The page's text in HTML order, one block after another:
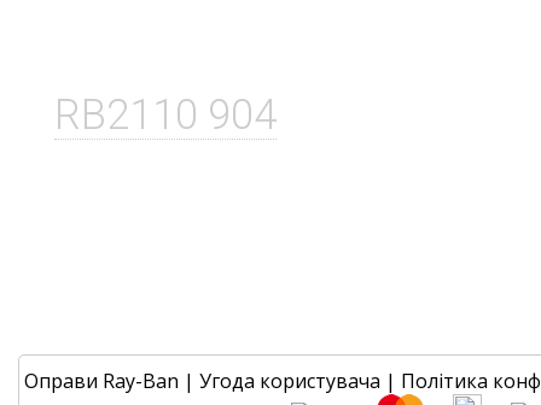
RB2110 904
Оправи Ray-Ban | Угода користувача | Політика